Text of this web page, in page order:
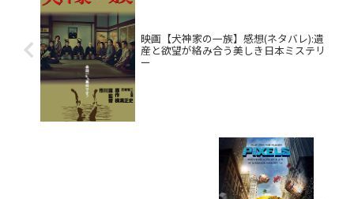
映画【犬神家の一族】感想(ネタバレ):遺
産と欲望が絡み合う美しき日本ミステリ
ー